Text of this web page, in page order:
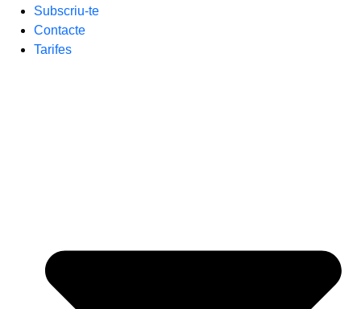
Subscriu-te
Contacte
Tarifes